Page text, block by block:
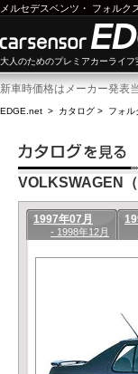
メルセデスベンツ ・ フォルク
大人のためのプレミアカーライ
新車時価格はメーカー発表
EDGE.net > カタログ > フォル
VOLKSWAGEN
1997年07月
- 1998年12月